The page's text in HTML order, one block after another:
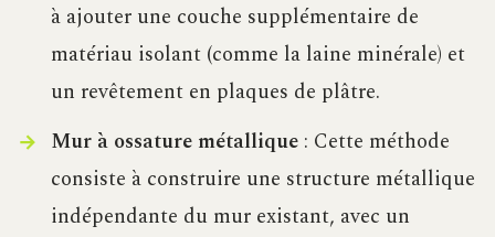
à ajouter une couche supplémentaire de
matériau isolant (comme la laine minérale) et
un revêtement en plaques de plâtre.
Mur à ossature métallique : Cette méthode
consiste à construire une structure métallique
indépendante du mur existant, avec un